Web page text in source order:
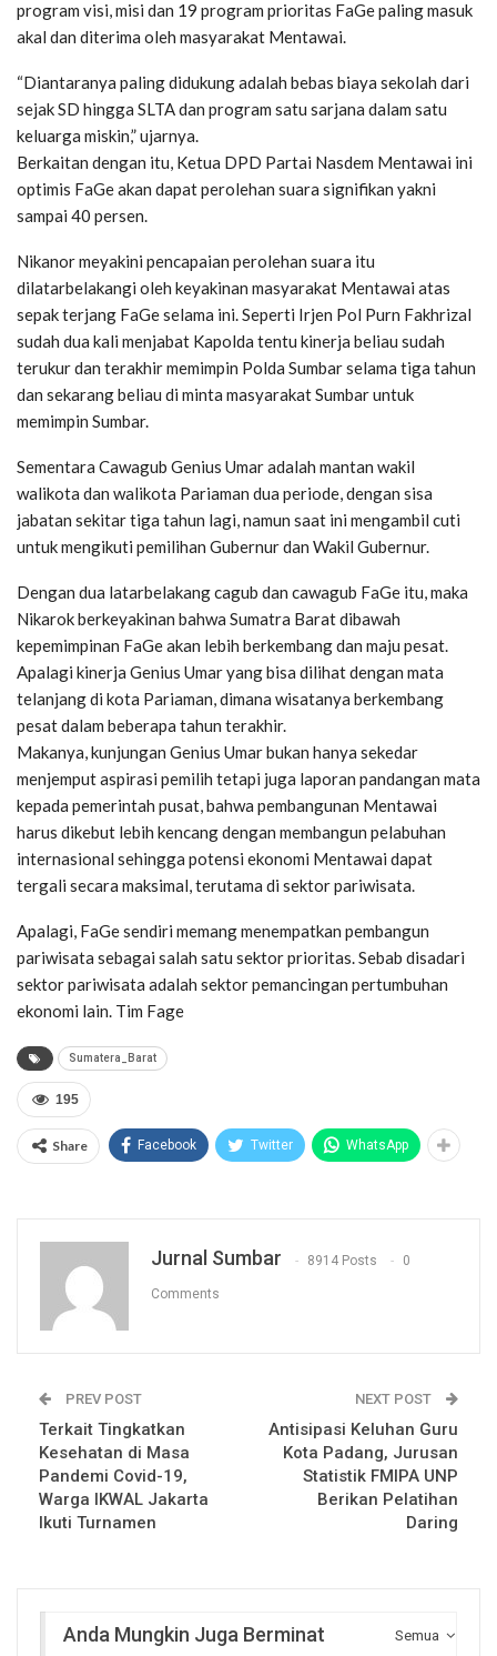
program visi, misi dan 19 program prioritas FaGe paling masuk
akal dan diterima oleh masyarakat Mentawai.
“Diantaranya paling didukung adalah bebas biaya sekolah dari
sejak SD hingga SLTA dan program satu sarjana dalam satu
keluarga miskin,” ujarnya.
Berkaitan dengan itu, Ketua DPD Partai Nasdem Mentawai ini
optimis FaGe akan dapat perolehan suara signifikan yakni
sampai 40 persen.
Nikanor meyakini pencapaian perolehan suara itu
dilatarbelakangi oleh keyakinan masyarakat Mentawai atas
sepak terjang FaGe selama ini. Seperti Irjen Pol Purn Fakhrizal
sudah dua kali menjabat Kapolda tentu kinerja beliau sudah
terukur dan terakhir memimpin Polda Sumbar selama tiga tahun
dan sekarang beliau di minta masyarakat Sumbar untuk
memimpin Sumbar.
Sementara Cawagub Genius Umar adalah mantan wakil
walikota dan walikota Pariaman dua periode, dengan sisa
jabatan sekitar tiga tahun lagi, namun saat ini mengambil cuti
untuk mengikuti pemilihan Gubernur dan Wakil Gubernur.
Dengan dua latarbelakang cagub dan cawagub FaGe itu, maka
Nikarok berkeyakinan bahwa Sumatra Barat dibawah
kepemimpinan FaGe akan lebih berkembang dan maju pesat.
Apalagi kinerja Genius Umar yang bisa dilihat dengan mata
telanjang di kota Pariaman, dimana wisatanya berkembang
pesat dalam beberapa tahun terakhir.
Makanya, kunjungan Genius Umar bukan hanya sekedar
menjemput aspirasi pemilih tetapi juga laporan pandangan mata
kepada pemerintah pusat, bahwa pembangunan Mentawai
harus dikebut lebih kencang dengan membangun pelabuhan
internasional sehingga potensi ekonomi Mentawai dapat
tergali secara maksimal, terutama di sektor pariwisata.
Apalagi, FaGe sendiri memang menempatkan pembangun
pariwisata sebagai salah satu sektor prioritas. Sebab disadari
sektor pariwisata adalah sektor pemancingan pertumbuhan
ekonomi lain. Tim Fage
Sumatera_Barat
195
Share Facebook Twitter WhatsApp
Jurnal Sumbar 8914 Posts 0
Comments
PREV POST
Terkait Tingkatkan
Kesehatan di Masa
Pandemi Covid-19,
Warga IKWAL Jakarta
Ikuti Turnamen
NEXT POST
Antisipasi Keluhan Guru
Kota Padang, Jurusan
Statistik FMIPA UNP
Berikan Pelatihan
Daring
Semua
Anda Mungkin Juga Berminat